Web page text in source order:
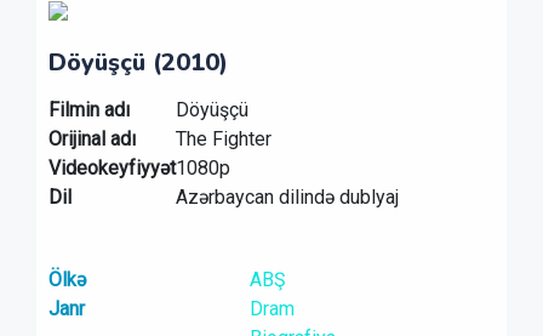
Döyüşçü (2010)
Filmin adı
Döyüşçü
Orijinal adı
The Fighter
Videokeyfiyyət1080p
Dil
Azərbaycan dilində dublyaj
Ölkə
ABŞ
Janr
Dram